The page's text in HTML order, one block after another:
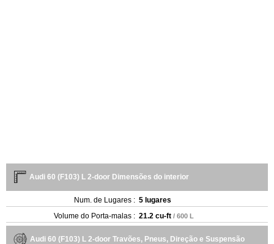
Audi 60 (F103) L 2-door Dimensões do interior
Num. de Lugares : 5 lugares
Volume do Porta-malas : 21.2 cu-ft / 600 L
Audi 60 (F103) L 2-door Travões, Pneus, Direção e Suspensão